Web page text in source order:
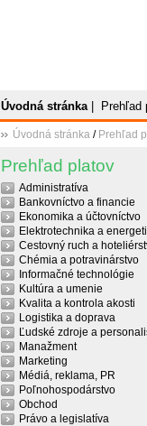
Úvodná stránka| Prehľad
Úvodná stránka / Prehľad
Prehľad platov
Administratíva
Bankovníctvo a financie
Ekonomika a účtovníctvo
Elektrotechnika a
Cestovný ruch a
Chémia a potravinárstvo
Informačné technológie
Kultúra a umenie
Kvalita a kontrola akosti
Logistika a doprava
Ľudské zdroje a
Manažment
Marketing
Médiá, reklama, PR
Poľnohospodárstvo
Obchod
Právo a legislatíva